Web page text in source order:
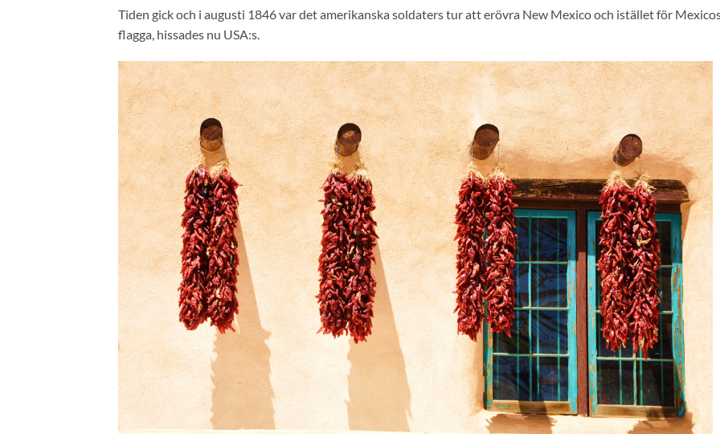
Tiden gick och i augusti 1846 var det amerikanska soldaters tur att erövra New Mexico och istället för
flagga, hissades nu USA:s.